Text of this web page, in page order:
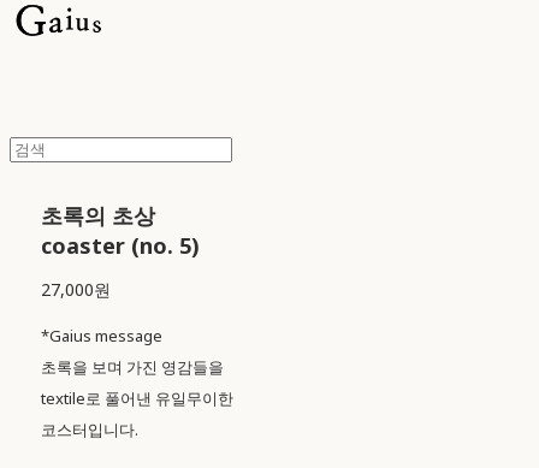
초록의 초상
coaster (no. 5)
27,000원
*Gaius message
초록을 보며 가진 영감들을
textile로 풀어낸 유일무이한
코스터입니다.